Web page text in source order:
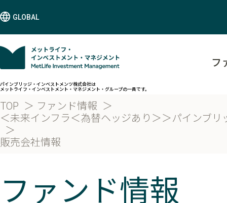
GLOBAL
パインブリッジ・インベストメンツ株式会社は
メットライフ・インベストメント・マネジメント・グループの一員です。
フ
TOP
ファンド情報
＜未来インフラ＜為替ヘッジあり＞＞パインブ
販売会社情報
ファンド情報